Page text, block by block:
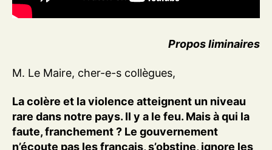
Propos liminaires
M. Le Maire, cher-e-s collègues,
La colère et la violence atteignent un niveau
rare dans notre pays. Il y a le feu. Mais à qui la
faute, franchement ? Le gouvernement
n’écoute pas les français, s’obstine, ignore les